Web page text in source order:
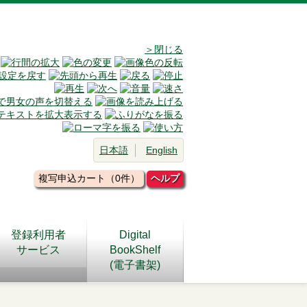
＞閉じる
日本語 English
複写申込カート（0件） ヘルプ
登録利用者
サービス
Digital
BookShelf
(電子書架)